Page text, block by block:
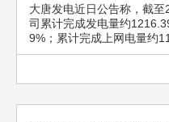
大唐发电近日公告称，截
司累计完成发电量约
9%；累计完成上网电量约